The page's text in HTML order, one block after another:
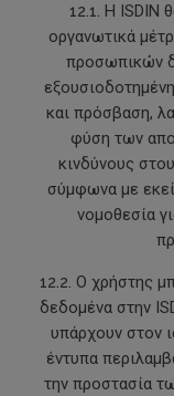
12.1. Η ISDIN
οργανωτικά
προσωπικών
και πρόσβαση,
φύση των
κινδύνους
σύμφωνα με
νομοθεσία
12.2. Ο χρήστης
δεδομένα στην
υπάρχουν στον
έντυπα
την προστασία